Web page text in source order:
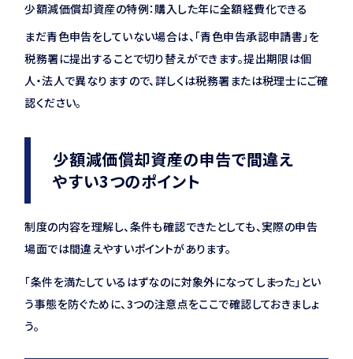
少額減価償却資産の特例：購入した年に全額経費化できる
まだ青色申告をしていない場合は、「青色申告承認申請書」を
税務署に提出することで切り替えができます。提出期限は個
人・法人で異なりますので、詳しくは税務署または税理士にご確
認ください。
少額減価償却資産の申告で間違え
やすい3つのポイント
制度の内容を理解し、条件も確認できたとしても、実際の申告
場面では間違えやすいポイントがあります。
「条件を満たしているはずなのに対象外になってしまった」とい
う事態を防ぐために、3つの注意点をここで確認しておきましょ
う。